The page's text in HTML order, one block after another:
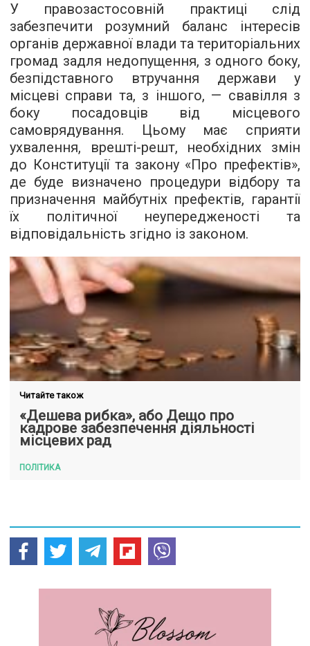
У правозастосовній практиці слід
забезпечити розумний баланс інтересів
органів державної влади та територіальних
громад задля недопущення, з одного боку,
безпідставного втручання держави у
місцеві справи та, з іншого, — свавілля з
боку посадовців від місцевого
самоврядування. Цьому має сприяти
ухвалення, врешті-решт, необхідних змін
до Конституції та закону «Про префектів»,
де буде визначено процедури відбору та
призначення майбутніх префектів, гарантії
їх політичної неупередженості та
відповідальність згідно із законом.
Читайте також
«Дешева рибка», або Дещо про
кадрове забезпечення діяльності
місцевих рад
ПОЛІТИКА